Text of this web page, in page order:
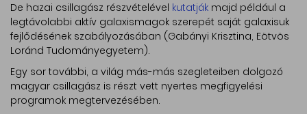
De hazai csillagász részvételével kutatják majd például a
legtávolabbi aktív galaxismagok szerepét saját galaxisuk
fejlődésének szabályozásában (Gabányi Krisztina, Eötvös
Loránd Tudományegyetem).
Egy sor további, a világ más-más szegleteiben dolgozó
magyar csillagász is részt vett nyertes megfigyelési
programok megtervezésében.